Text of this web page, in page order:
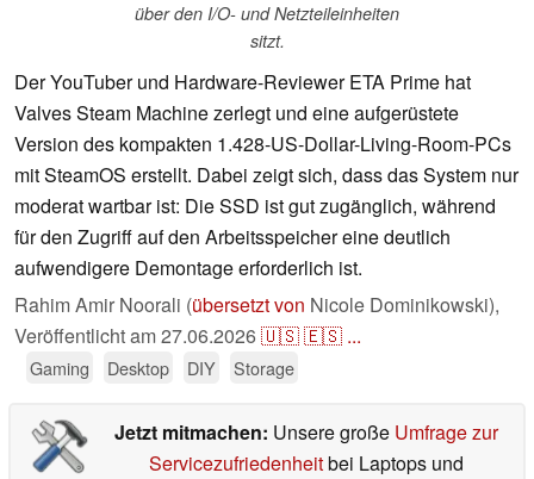
über den I/O- und Netzteileinheiten
sitzt.
Der YouTuber und Hardware-Reviewer ETA Prime hat
Valves Steam Machine zerlegt und eine aufgerüstete
Version des kompakten 1.428-US-Dollar-Living-Room-PCs
mit SteamOS erstellt. Dabei zeigt sich, dass das System nur
moderat wartbar ist: Die SSD ist gut zugänglich, während
für den Zugriff auf den Arbeitsspeicher eine deutlich
aufwendigere Demontage erforderlich ist.
Rahim Amir Noorali (übersetzt von Nicole Dominikowski),
Veröffentlicht am27.06.2026🇺🇸🇪🇸 ...
Gaming Desktop DIY Storage
Jetzt mitmachen: Unsere große Umfrage zur
Servicezufriedenheitbei Laptops und